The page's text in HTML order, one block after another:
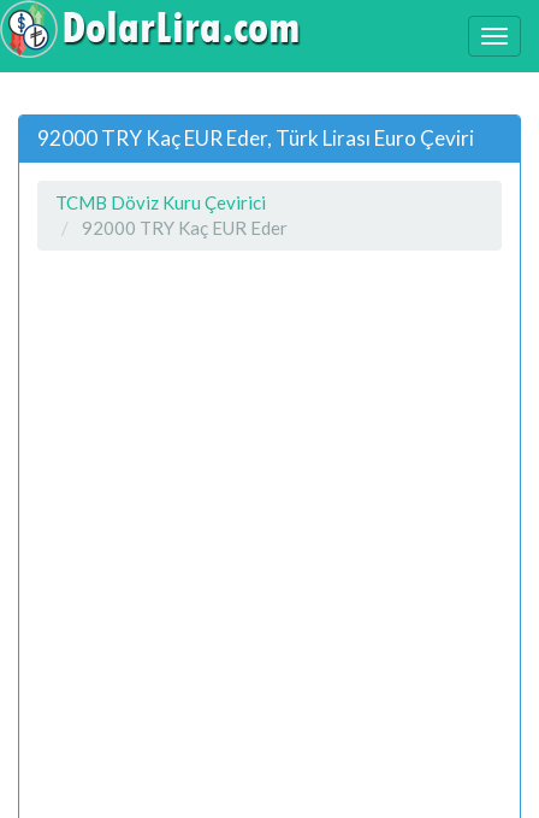
92000 TRY Kaç EUR Eder, Türk Lirası Euro Çeviri
TCMB Döviz Kuru Çevirici
92000 TRY Kaç EUR Eder